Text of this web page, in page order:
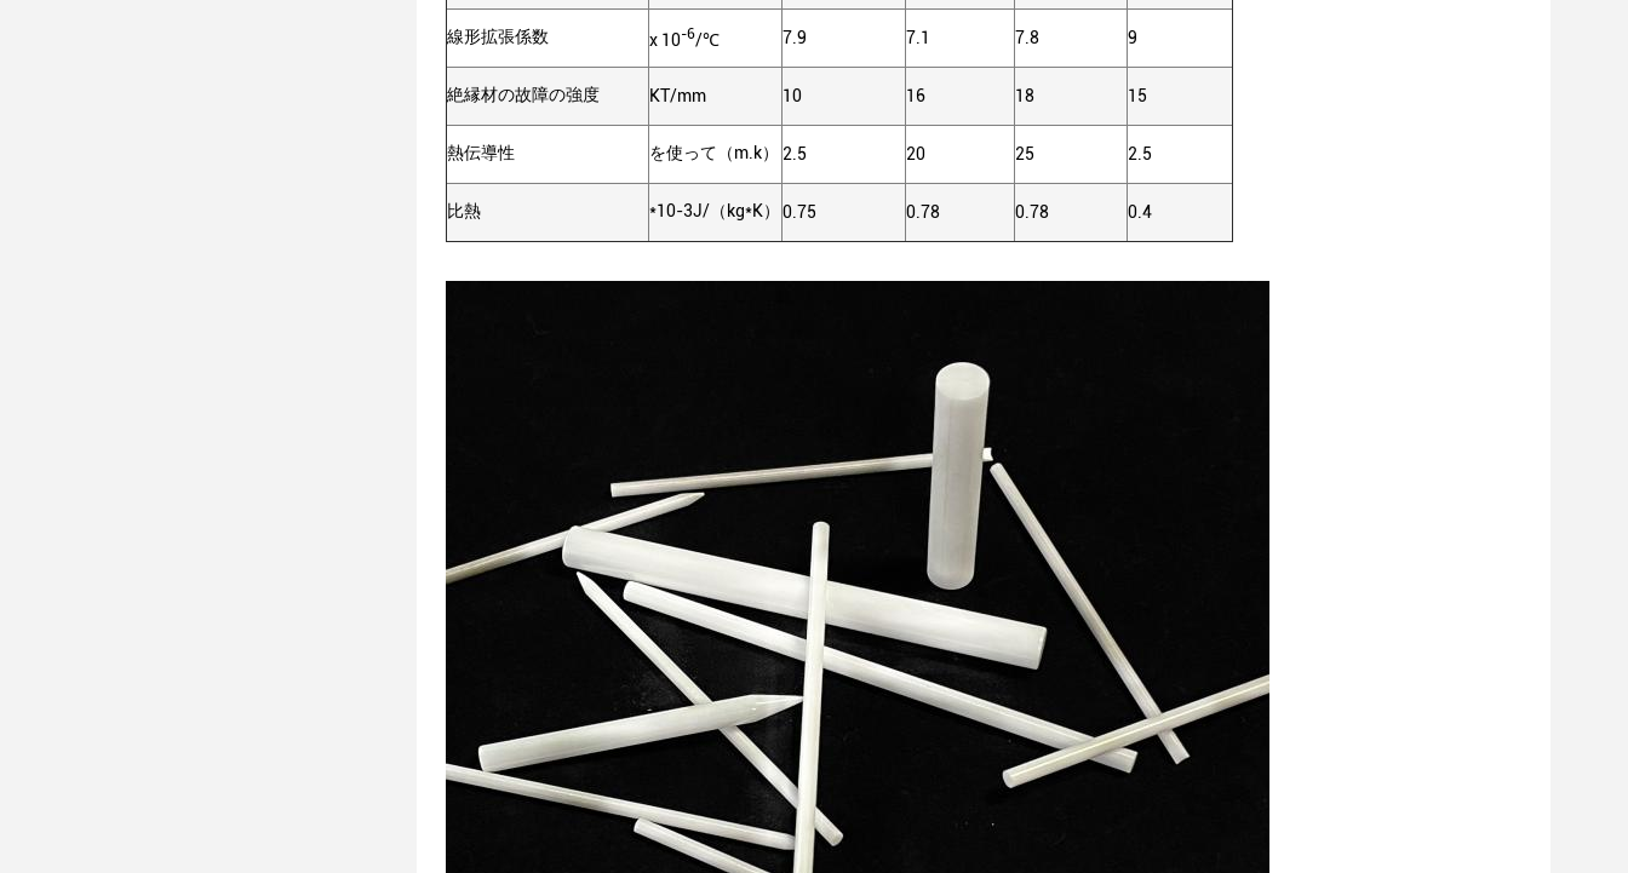
線形拡張係数 x 10-6/℃ 7.9 7.1 7.8 9
絶縁材の故障の強度 KT/mm 10 16 18 15
熱伝導性 を使って（m.k） 2.5 20 25 2.5
比熱 *10-3J/（kg*K） 0.75 0.78 0.78 0.4